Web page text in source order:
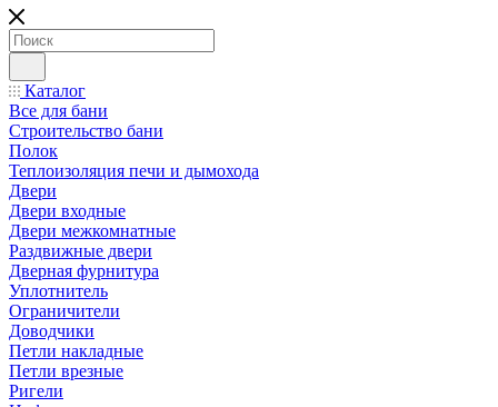
Каталог
Все для бани
Строительство бани
Полок
Теплоизоляция печи и дымохода
Двери
Двери входные
Двери межкомнатные
Раздвижные двери
Дверная фурнитура
Уплотнитель
Ограничители
Доводчики
Петли накладные
Петли врезные
Ригели